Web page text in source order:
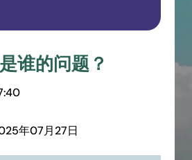
谁的问题？
年07月27日